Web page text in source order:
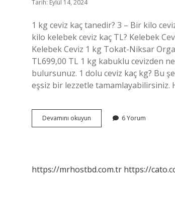
Tarih: Eylül 14, 2024
1 kg ceviz kaç tanedir? 3 – Bir kilo
kilo kelebek ceviz kaç TL? Kelebek
Kelebek Ceviz 1 kg Tokat-Niksar
TL699,00 TL 1 kg kabuklu cevizden
bulursunuz. 1 dolu ceviz kaç kg? Bu
eşsiz bir lezzetle
Devamını okuyun
Kilo
6 Yorum
https://mrhostbd.com.tr https://